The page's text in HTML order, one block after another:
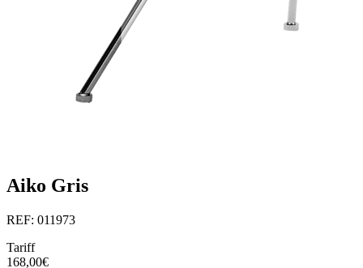
Aiko Gris
REF: 011973
Tariff
168,00€